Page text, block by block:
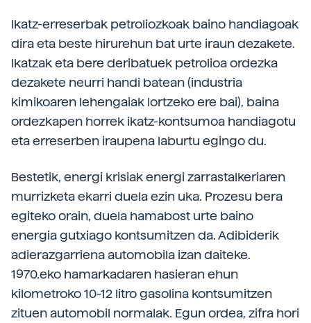
Ikatz-erreserbak petroliozkoak baino handiagoak
dira eta beste hirurehun bat urte iraun dezakete.
Ikatzak eta bere deribatuek petrolioa ordezka
dezakete neurri handi batean (industria
kimikoaren lehengaiak lortzeko ere bai), baina
ordezkapen horrek ikatz-kontsumoa handiagotu
eta erreserben iraupena laburtu egingo du.
Bestetik, energi krisiak energi zarrastalkeriaren
murrizketa ekarri duela ezin uka. Prozesu bera
egiteko orain, duela hamabost urte baino
energia gutxiago kontsumitzen da. Adibiderik
adierazgarriena automobila izan daiteke.
1970.eko hamarkadaren hasieran ehun
kilometroko 10-12 litro gasolina kontsumitzen
zituen automobil normalak. Egun ordea, zifra hori